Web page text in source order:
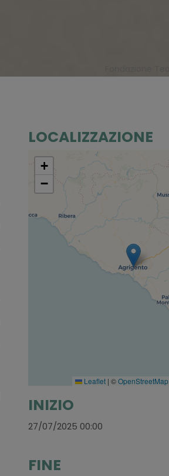
LOCALIZZAZIONE
+
−
Leaflet | ©OpenStreetMap
INIZIO
27/07/2025 00:00
FINE